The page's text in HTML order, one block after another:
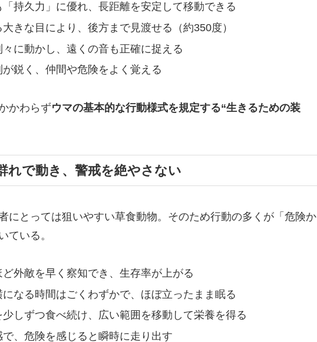
持久力」に優れ、長距離を安定して移動できる
きな目により、後方まで見渡せる（約350度）
に動かし、遠くの音も正確に捉える
鋭く、仲間や危険をよく覚える
かわらずウマの基本的な行動様式を規定する“生きるための装
れで動き、警戒を絶やさない
にとっては狙いやすい草食動物。そのため行動の多くが「危険か
ている。
外敵を早く察知でき、生存率が上がる
になる時間はごくわずかで、ほぼ立ったまま眠る
少しずつ食べ続け、広い範囲を移動して栄養を得る
、危険を感じると瞬時に走り出す